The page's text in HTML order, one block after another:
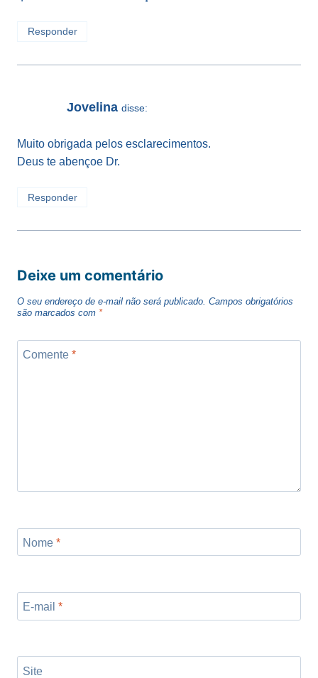
Responder
Jovelina disse:
Muito obrigada pelos esclarecimentos.
Deus te abençoe Dr.
Responder
Deixe um comentário
O seu endereço de e-mail não será publicado. Campos obrigatórios
são marcados com *
Comente *
Nome *
E-mail *
Site